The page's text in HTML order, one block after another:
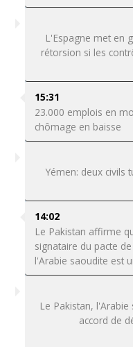
L'Espagne met en
rétorsion si les
15:31
23.000 emplois en
chômage en baisse
Yémen: deux civils
14:02
Le Pakistan affirme
signataire du pacte
l'Arabie saoudite est
Le Pakistan,
accord de